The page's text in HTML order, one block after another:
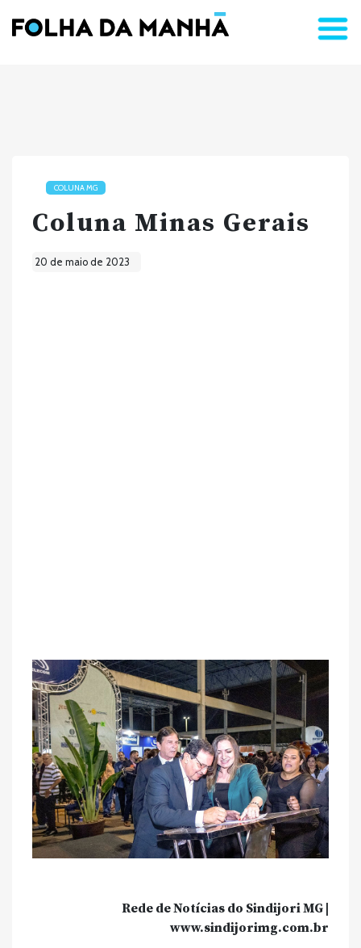
COLUNA MG
Coluna Minas Gerais
20 de maio de 2023
Rede de Notícias do Sindijori MG |
www.sindijorimg.com.br